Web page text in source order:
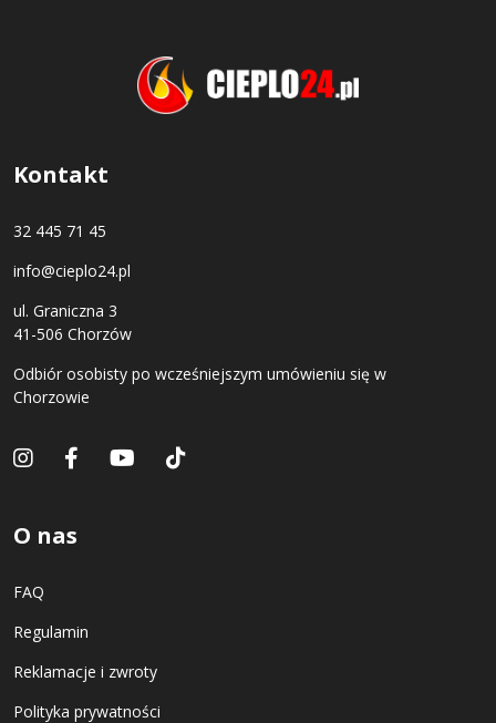
Kontakt
32 445 71 45
info@cieplo24.pl
ul. Graniczna 3
41-506 Chorzów
Odbiór osobisty po wcześniejszym umówieniu się w
Chorzowie
O nas
FAQ
Regulamin
Reklamacje i zwroty
Polityka prywatności